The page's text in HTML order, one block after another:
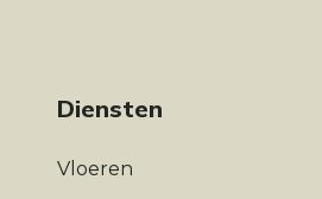
Diensten
Vloeren